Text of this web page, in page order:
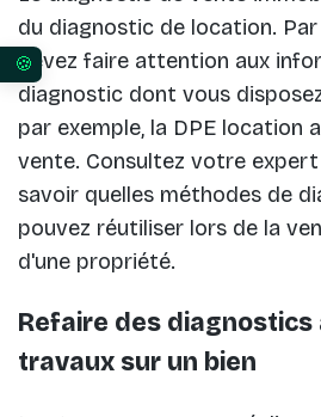
du diagnostic de location.
devez faire attention aux
diagnostic dont vous
par exemple, la DPE location
vente. Consultez votre
savoir quelles méthodes de
pouvez réutiliser lors de la
d'une propriété.
Refaire des diagnostics
travaux sur un bien
Vos préférences